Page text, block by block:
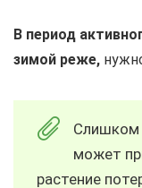
В период
зимой реже,
Слишком
может
растение